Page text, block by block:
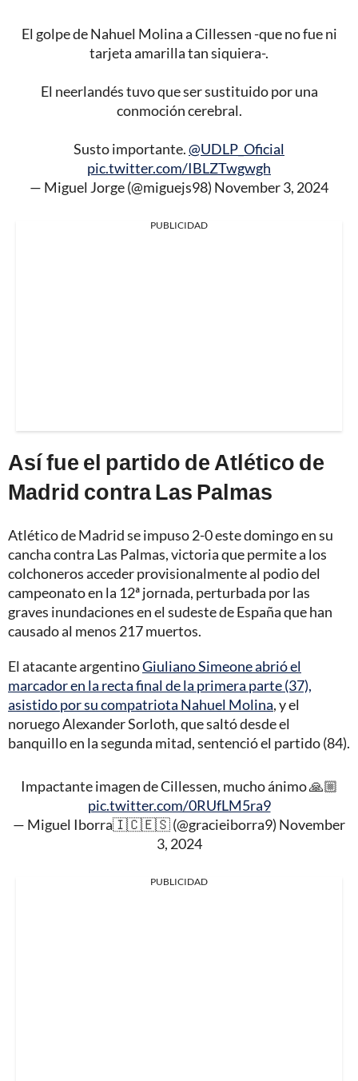
El golpe de Nahuel Molina a Cillessen -que no fue ni
tarjeta amarilla tan siquiera-.
El neerlandés tuvo que ser sustituido por una
conmoción cerebral.
Susto importante.@UDLP_Oficial
pic.twitter.com/IBLZTwgwgh
— Miguel Jorge (@miguejs98) November 3, 2024
PUBLICIDAD
Así fue el partido de Atlético de
Madrid contra Las Palmas
Atlético de Madrid se impuso 2-0 este domingo en su
cancha contra Las Palmas, victoria que permite a los
colchoneros acceder provisionalmente al podio del
campeonato en la 12ª jornada, perturbada por las
graves inundaciones en el sudeste de España que han
causado al menos 217 muertos.
El atacante argentinoGiuliano Simeone abrió el
marcador en la recta final de la primera parte (37),
asistido por su compatriota Nahuel Molina, y el
noruego Alexander Sorloth, que saltó desde el
banquillo en la segunda mitad, sentenció el partido (84).
Impactante imagen de Cillessen, mucho ánimo 🙏🏼
pic.twitter.com/0RUfLM5ra9
— Miguel Iborra🇮🇨🇪🇸 (@gracieiborra9) November
3, 2024
PUBLICIDAD